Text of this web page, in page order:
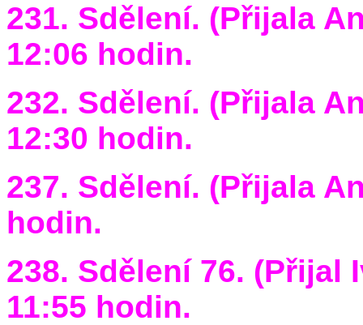
231. Sdělení. (Přijala
12:06 hodin.
232. Sdělení. (Přijala
12:30 hodin.
237. Sdělení. (Přijala
hodin.
238. Sdělení 76. (Přijal
11:55 hodin.